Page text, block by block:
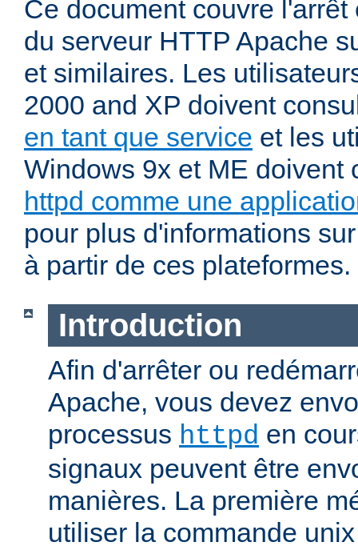
Ce document couvre
du serveur HTTP Apache
et similaires. Les
2000 and XP doivent
en tant que service et les
Windows 9x et ME doivent
httpd comme une
pour plus d'informations
à partir de ces plateformes.
Introduction
Afin d'arrêter ou
Apache, vous devez
processus httpd en
signaux peuvent être
manières. La première
utiliser la commande